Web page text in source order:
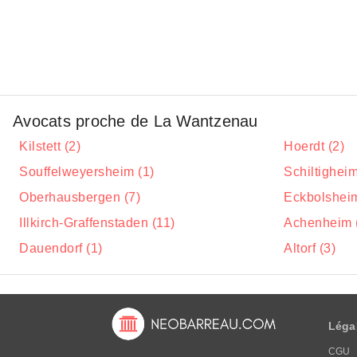
Avocats proche de La Wantzenau
Kilstett (2) Hoerdt (2)
Souffelweyersheim (1)
Oberhausbergen (7)
Illkirch-Graffenstaden (11)
Achenheim
Dauendorf (1)
Altorf (3)
CGU